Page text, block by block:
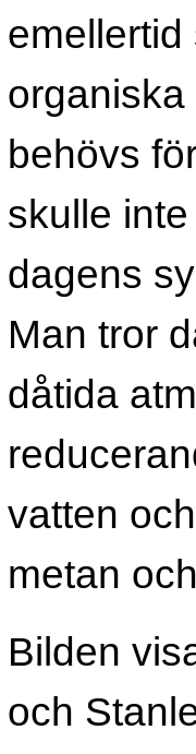
behövs
skulle
dagens
Man tror
dåtida
vatten
metan
Bilden
och